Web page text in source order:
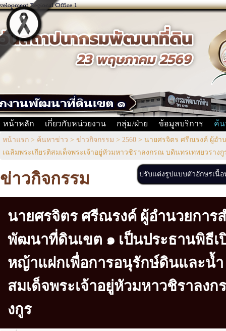
หน้าหลัก เกี่ยวกับหน่วยงาน กลุ่ม/ฝ่าย ข้อมูลบริการ ค้น
หน้าแรก > ค้นหาข่าว > ข่าวกิจกรรม > 2560 > นายศรจิตร ศรีณรงค์ ผู้อำ
เฉลิมพระเกียรติสมเด็จพระเจ้าอยู่หัวมหาวชิราลงกรณ บดินทรเทพยวรางกู
ข่าวกิจกรรม
นายศรจิตร ศรีณรงค์ ผู้อำนวยการ
พัฒนาที่ดินเขต ๑ เป็นประธานพิธีเ
หญ้าแฝกเพื่อการอนุรักษ์ดินและน้ำ
สมเด็จพระเจ้าอยู่หัวมหาวชิราลง
งกูร
ปรับแต่งรูปแบบตัวอักษรเ